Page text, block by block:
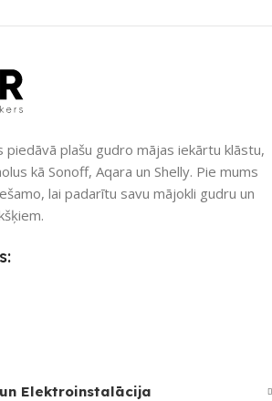
UZREIZ PIEEJAMAIS
SKAITS
piedāvā plašu gudro mājas iekārtu klāstu,
kā Sonoff, Aqara un Shelly. Pie mums
lai padarītu savu mājokli gudru un
Elektroinstalācija